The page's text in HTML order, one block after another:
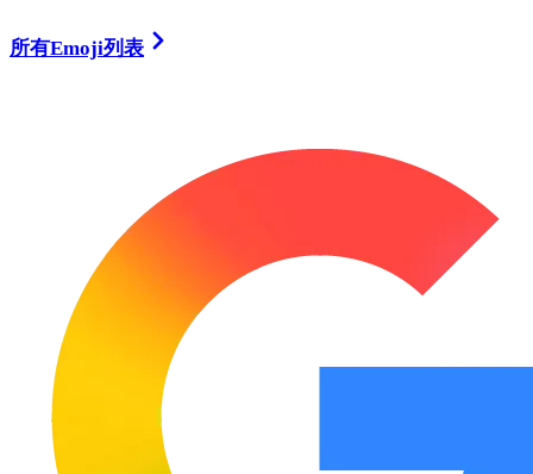
所有Emoji列表